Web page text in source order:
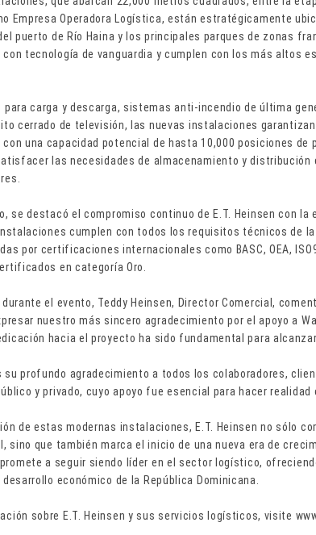
Empresa Operadora Logística, están estratégicamente
puerto de Río Haina y los principales parques de zonas
tecnología de vanguardia y cumplen con los más altos
para carga y descarga, sistemas anti-incendio de última
cerrado de televisión, las nuevas instalaciones
con una capacidad potencial de hasta 10,000 posiciones de
las necesidades de almacenamiento y distribución
se destacó el compromiso continuo de E.T. Heinsen con la
cumplen con todos los requisitos técnicos de la
por certificaciones internacionales como BASC, OEA,
en categoría Oro.
el evento, Teddy Heinsen, Director Comercial,
nuestro más sincero agradecimiento por el apoyo a
hacia el proyecto ha sido fundamental para
su profundo agradecimiento a todos los colaboradores,
y privado, cuyo apoyo fue esencial para hacer realidad
de estas modernas instalaciones, E.T. Heinsen no sólo
sino que también marca el inicio de una nueva era de
a seguir siendo líder en el sector logístico,
económico de la República Dominicana.
sobre E.T. Heinsen y sus servicios logísticos, visite